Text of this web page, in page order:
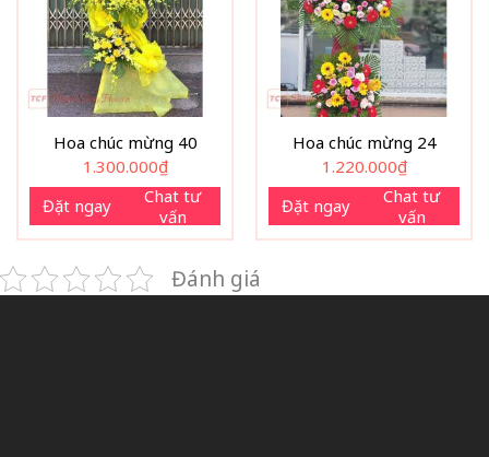
Hoa chúc mừng 40
1.300.000₫
Đặt ngay
Chat tư
vấn
Hoa chúc mừng 24
1.220.000₫
Đặt ngay
Chat tư
vấn
Đánh giá